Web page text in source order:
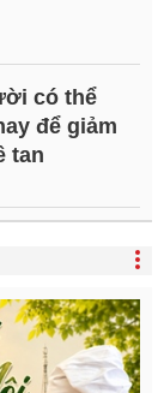
có thể
để giảm
tan